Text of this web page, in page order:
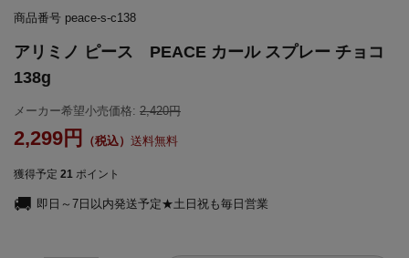
商品番号 peace-s-c138
アリミノ ピース PEACE カール スプレー チョコ
138g
メーカー希望小売価格: 2,420
2,299 送料無料
獲得予定 21 ポイント
即日～7日以内発送予定★土日祝も毎日営業